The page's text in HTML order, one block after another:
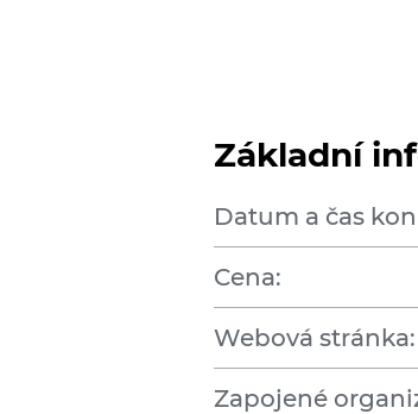
Základní
Datum a čas
Cena:
Webová stránka:
Zapojené